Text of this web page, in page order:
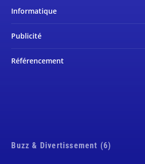
Informatique
Publicité
Référencement
Buzz & Divertissement (6)